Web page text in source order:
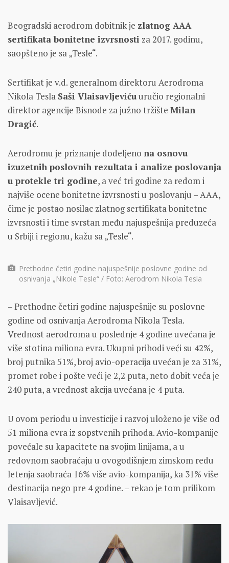
Beogradski aerodrom dobitnik je zlatnog AAA
sertifikata bonitetne izvrsnosti za 2017. godinu,
saopšteno je sa „Tesle“.
Sertifikat je v.d. generalnom direktoru Aerodroma
Nikola Tesla Saši Vlaisavljevićuuručio regionalni
direktor agencije Bisnode za južno tržište Milan
Dragić.
Aerodromu je priznanje dodeljeno na osnovu
izuzetnih poslovnih rezultata i analize poslovanja
u protekle tri godine, a već tri godine za redom i
najviše ocene bonitetne izvrsnosti u poslovanju – AAA,
čime je postao nosilac zlatnog sertifikata bonitetne
izvrsnosti i time svrstan među najuspešnija preduzeća
u Srbiji i regionu, kažu sa „Tesle“.
Prethodne četiri godine najuspešnije poslovne godine od
osnivanja „Nikole Tesle“ / Foto: Aerodrom Nikola Tesla
– Prethodne četiri godine najuspešnije su poslovne
godine od osnivanja Aerodroma Nikola Tesla.
Vrednost aerodroma u poslednje 4 godine uvećana je
više stotina miliona evra. Ukupni prihodi veći su 42%,
broj putnika 51%, broj avio-operacija uvećan je za 31%,
promet robe i pošte veći je 2,2 puta, neto dobit veća je
240 puta, a vrednost akcija uvećana je 4 puta.
U ovom periodu u investicije i razvoj uloženo je više od
51 miliona evra iz sopstvenih prihoda. Avio-kompanije
povećale su kapacitete na svojim linijama, a u
redovnom saobraćaju u ovogodišnjem zimskom redu
letenja saobraća 16% više avio-kompanija, ka 31% više
destinacija nego pre 4 godine. – rekao je tom prilikom
Vlaisavljević.